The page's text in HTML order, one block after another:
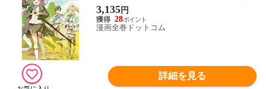
したり動物の世話をしながらのんびり仕事
します～ (全2冊) 全巻セット
3,135円
28
漫画全巻ドットコム
詳細を見る